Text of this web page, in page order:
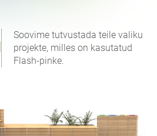
Soovime tutvustada teile valiku
projekte, milles on kasutatud
Flash-pinke.